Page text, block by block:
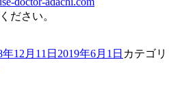
ご連絡ください。
年12月11日 2019年6月1日 カテゴリ